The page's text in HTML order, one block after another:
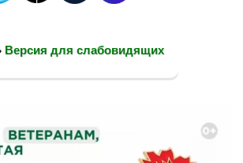
Версия для слабовидящих